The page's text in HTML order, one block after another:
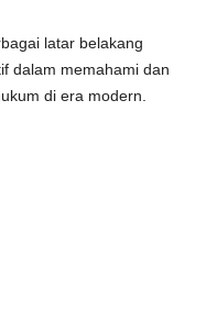
latar belakang
dalam memahami dan
di era modern.